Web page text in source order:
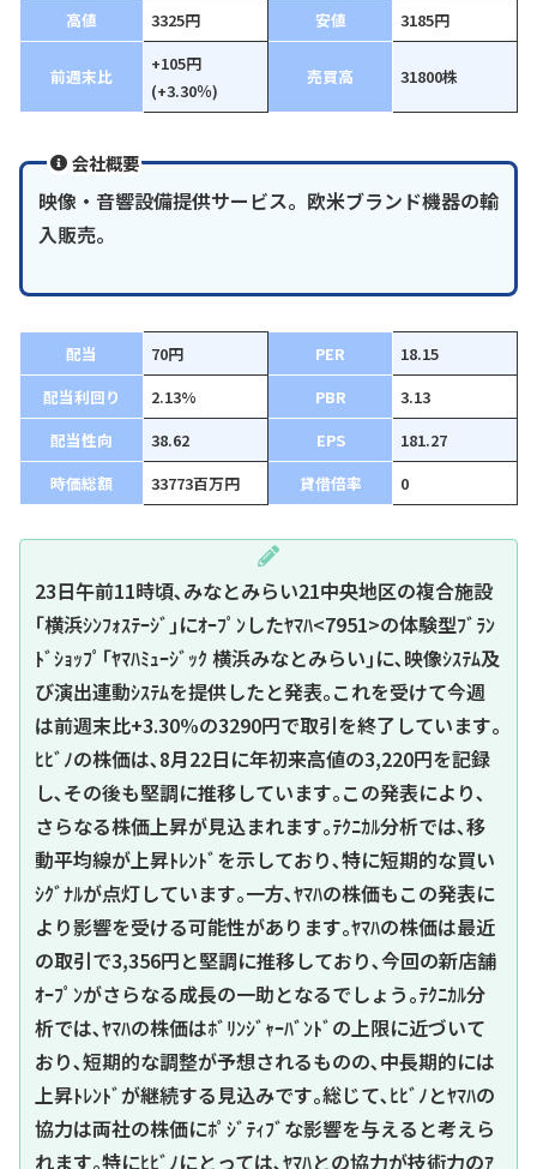
高値
3325円 安値 3185円
前週末比
+105円
(+3.30％)
売買高 31800株
会社概要
映像・音響設備提供サービス。欧米ブランド機器の輸
入販売。
配当 70円 PER
18.15
配当利回り
2.13% PBR
3.13
配当性向
38.62 EPS
181.27
時価総額
33773百万円 貸借倍率 0
23日午前11時頃､みなとみらい21中央地区の複合施設
｢横浜ｼﾝﾌｫｽﾃｰｼﾞ｣にｵｰﾌﾟﾝしたﾔﾏﾊ<7951>の体験型ﾌﾞﾗﾝ
ﾄﾞｼｮｯﾌﾟ｢ﾔﾏﾊﾐｭｰｼﾞｯｸ 横浜みなとみらい｣に､映像ｼｽﾃﾑ及
び演出連動ｼｽﾃﾑを提供したと発表｡これを受けて今週
は前週末比+3.30%の3290円で取引を終了しています｡
ﾋﾋﾞﾉの株価は､8月22日に年初来高値の3,220円を記録
し､その後も堅調に推移しています｡この発表により､
さらなる株価上昇が見込まれます｡ﾃｸﾆｶﾙ分析では､移
動平均線が上昇ﾄﾚﾝﾄﾞを示しており､特に短期的な買い
ｼｸﾞﾅﾙが点灯しています｡一方､ﾔﾏﾊの株価もこの発表に
より影響を受ける可能性があります｡ﾔﾏﾊの株価は最近
の取引で3,356円と堅調に推移しており､今回の新店舗
ｵｰﾌﾟﾝがさらなる成長の一助となるでしょう｡ﾃｸﾆｶﾙ分
析では､ﾔﾏﾊの株価はﾎﾞﾘﾝｼﾞｬｰﾊﾞﾝﾄﾞの上限に近づいて
おり､短期的な調整が予想されるものの､中長期的には
上昇ﾄﾚﾝﾄﾞが継続する見込みです｡総じて､ﾋﾋﾞﾉとﾔﾏﾊの
協力は両社の株価にﾎﾟｼﾞﾃｨﾌﾞな影響を与えると考えら
れます｡特にﾋﾋﾞﾉにとっては､ﾔﾏﾊとの協力が技術力のｱ